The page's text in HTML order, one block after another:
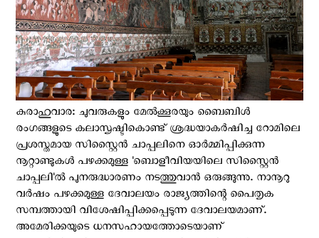
കുരാഹുവാര: ചുവരുകളും മേൽക്കൂരയും ബൈബിൾ
രംഗങ്ങളുടെ കലാസൃഷ്ടികൊണ്ട് ശ്രദ്ധയാകര്‍ഷിച്ച റോമിലെ
പ്രശസ്തമായ സിസ്റ്റൈൻ ചാപ്പലിനെ ഓർമ്മിപ്പിക്കുന്ന
നൂറ്റാണ്ടുകള്‍ പഴക്കമുള്ള 'ബൊളീവിയയിലെ സിസ്റ്റൈന്‍
ചാപ്പലി'ല്‍ പുനരുദ്ധാരണം നടത്തുവാന്‍ ഒരുങ്ങുന്നു. നാനൂറു
വര്‍ഷം പഴക്കമുള്ള ദേവാലയം രാജ്യത്തിന്റെ പൈതൃക
സമ്പത്തായി വിശേഷിപ്പിക്കപ്പെടുന്ന ദേവാലയമാണ്.
അമേരിക്കയുടെ ധനസഹായത്തോടെയാണ്